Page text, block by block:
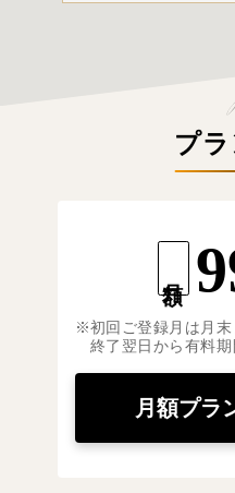
プ
初回ご登録月は月
終了翌日から有料期
月額プラ